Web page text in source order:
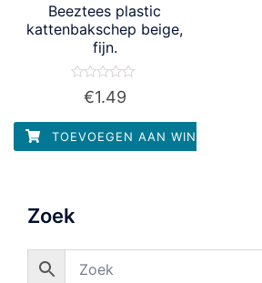
Beeztees plastic
kattenbakschep beige,
fijn.
Waardering
5
€1.49
TOEVOEGEN AAN WINKELWAGEN
Zoek